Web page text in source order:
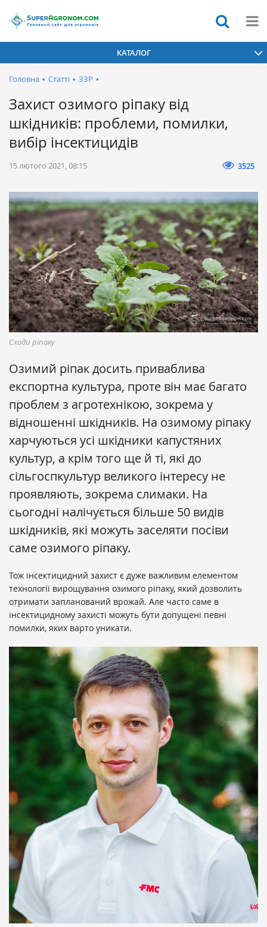
КАТАЛОГ
Головна • Статті • ЗЗР •
Захист озимого ріпаку від
шкідників: проблеми, помилки,
вибір інсектицидів
15 лютого 2021, 08:15 3525
Сходи ріпаку
Озимий ріпак досить приваблива
експортна культура, проте він має багато
проблем з агротехнікою, зокрема у
відношенні шкідників. На озимому ріпаку
харчуються усі шкідники капустяних
культур, а крім того ще й ті, які до
сільгоспкультур великого інтересу не
проявляють, зокрема слимаки. На
сьогодні налічується більше 50 видів
шкідників, які можуть заселяти посіви
саме озимого ріпаку.
Тож інсектицидний захист є дуже важливим елементом
технології вирощування озимого ріпаку, який дозволить
отримати запланований врожай. Але часто саме в
інсектицидному захисті можуть бути допущені певні
помилки, яких варто уникати.